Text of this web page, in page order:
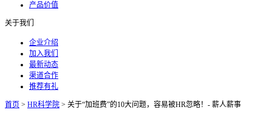
产品价值
关于我们
企业介绍
加入我们
最新动态
渠道合作
推荐有礼
首页 > HR科学院 > 关于“加班费”的10大问题，容易被HR忽略！- 薪人薪事